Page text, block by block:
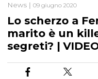
News | 09 giugno 2020
Lo scherzo a
marito è un
segreti? |